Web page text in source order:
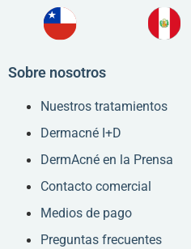
Sobre nosotros
Nuestros tratamientos
Dermacné I+D
DermAcné en la Prensa
Contacto comercial
Medios de pago
Preguntas frecuentes